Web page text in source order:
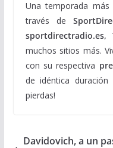
Una temporada
través de
muchos sitios más.
con su respectiva
de idéntica
pierdas!
Davidovich, a un